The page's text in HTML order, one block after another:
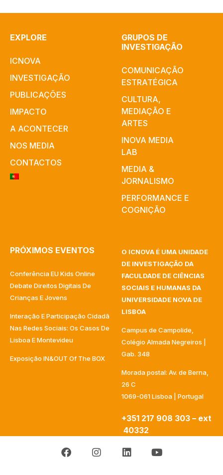
EXPLORE
ICNOVA
INVESTIGAÇÃO
PUBLICAÇÕES
IMPACTO
A ACONTECER
NOS MEDIA
CONTACTOS
GRUPOS DE
INVESTIGAÇÃO
COMUNICAÇÃO
ESTRATÉGICA
CULTURA,
MEDIAÇÃO E
ARTES​
INOVA MEDIA
LAB
MEDIA &
JORNALISMO
PERFORMANCE E
COGNIÇÃO
PRÓXIMOS EVENTOS
Conferência EU Kids Online
Debate Direitos Digitais De
Crianças E Jovens
Interação E Participação Cidadã
Nas Redes Sociais: Os Casos De
Lisboa E Montevideu
Exposição IN&OUT Of The BOX
O ICNOVA É UMA UNIDADE
DE INVESTIGAÇÃO DA
FACULDADE DE CIÊNCIAS
SOCIAIS E HUMANAS DA
UNIVERSIDADE NOVA DE
LISBOA
Campus de Campolide,
Colégio Almada Negreiros |
Gab. 348
Morada postal: Av. de Berna,
26 C
1069-061 Lisboa | Portugal
+351 217 908 303 – ext
40332